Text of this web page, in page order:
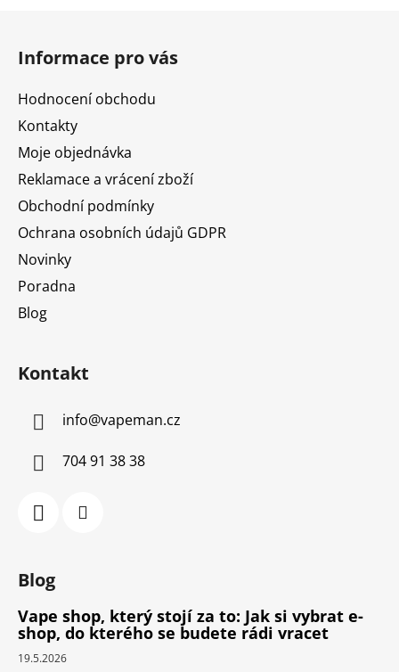
Informace pro vás
Hodnocení obchodu
Kontakty
Moje objednávka
Reklamace a vrácení zboží
Obchodní podmínky
Ochrana osobních údajů GDPR
Novinky
Poradna
Blog
Kontakt
info@vapeman.cz
704 91 38 38
Blog
Vape shop, který stojí za to: Jak si vybrat e-
shop, do kterého se budete rádi vracet
19.5.2026